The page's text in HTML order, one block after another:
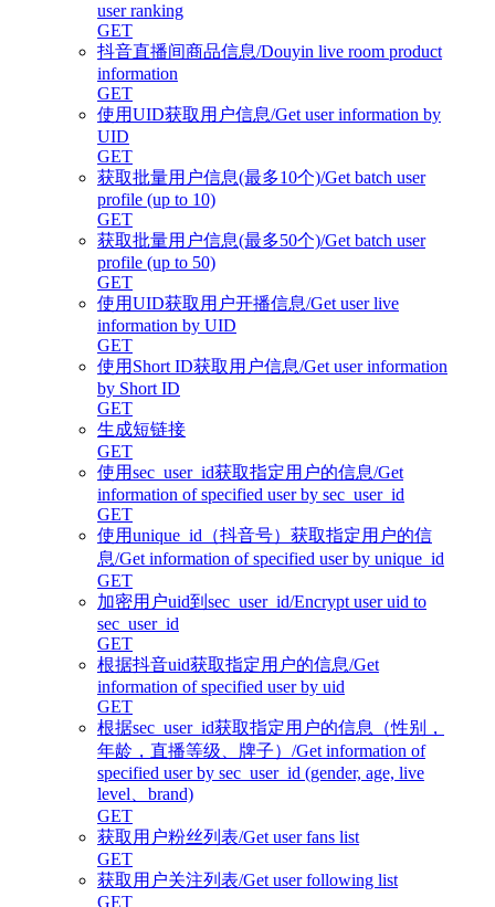
user ranking
GET
抖音直播间商品信息/Douyin live room product
information
GET
使用UID获取用户信息/Get user information by
UID
GET
获取批量用户信息(最多10个)/Get batch user
profile (up to 10)
GET
获取批量用户信息(最多50个)/Get batch user
profile (up to 50)
GET
使用UID获取用户开播信息/Get user live
information by UID
GET
使用Short ID获取用户信息/Get user information
by Short ID
GET
生成短链接
GET
使用sec_user_id获取指定用户的信息/Get
information of specified user by sec_user_id
GET
使用unique_id（抖音号）获取指定用户的信
息/Get information of specified user by unique_id
GET
加密用户uid到sec_user_id/Encrypt user uid to
sec_user_id
GET
根据抖音uid获取指定用户的信息/Get
information of specified user by uid
GET
根据sec_user_id获取指定用户的信息（性别，
年龄，直播等级、牌子）/Get information of
specified user by sec_user_id (gender, age, live
level、brand)
GET
获取用户粉丝列表/Get user fans list
GET
获取用户关注列表/Get user following list
GET